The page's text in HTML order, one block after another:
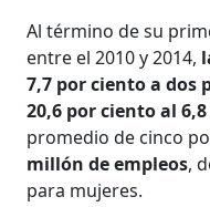
Al término de su
entre el 2010 y 2014,
7,7 por ciento a dos
20,6 por ciento al
promedio de cinco
millón de empleos,
para mujeres.